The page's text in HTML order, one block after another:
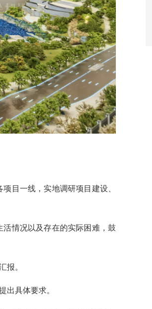
目一线，实地调研项目建设、
情况以及存在的实际困难，鼓
报。
出具体要求。